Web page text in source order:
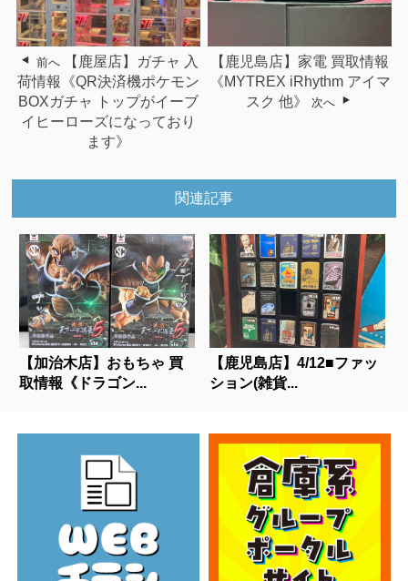
前へ
【鹿屋店】ガチャ 入
荷情報《QR決済機ポケモン
BOXガチャ トップがイーブ
イヒーローズになっており
ます》
【鹿児島店】家電 買取情報
《MYTREX iRhythm アイマ
スク 他》
次へ
関連記事
【加治木店】おもちゃ 買
取情報《ドラゴン...
【鹿児島店】4/12■ファッ
ション(雑貨...